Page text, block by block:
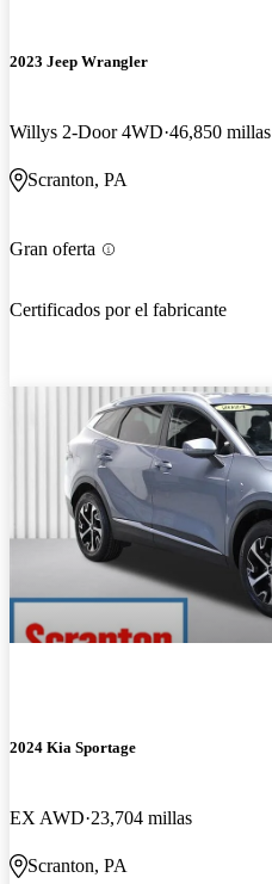
2023 Jeep Wrangler
Willys 2-Door 4WD 46,850 millas
Scranton, PA
Gran oferta
Certificados por el fabricante
2024 Kia Sportage
EX AWD 23,704 millas
Scranton, PA